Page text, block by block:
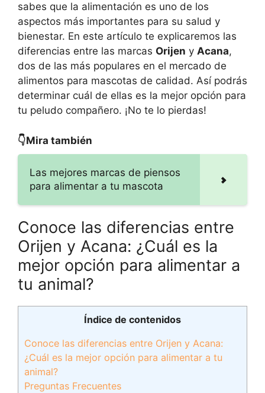
sabes que la alimentación es uno de los
aspectos más importantes para su salud y
bienestar. En este artículo te explicaremos las
diferencias entre las marcas Orijen y Acana,
dos de las más populares en el mercado de
alimentos para mascotas de calidad. Así podrás
determinar cuál de ellas es la mejor opción para
tu peludo compañero. ¡No te lo pierdas!
👇Mira también
Las mejores marcas de piensos
para alimentar a tu mascota
Conoce las diferencias entre
Orijen y Acana: ¿Cuál es la
mejor opción para alimentar a
tu animal?
Índice de contenidos
Conoce las diferencias entre Orijen y Acana:
¿Cuál es la mejor opción para alimentar a tu
animal?
Preguntas Frecuentes